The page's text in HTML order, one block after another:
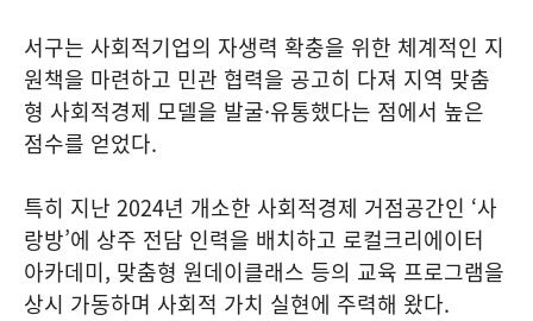
서구는 사회적기업의 자생력 확충을 위한 체계적인 지
원책을 마련하고 민관 협력을 공고히 다져 지역 맞춤
형 사회적경제 모델을 발굴·유통했다는 점에서 높은
점수를 얻었다.
특히 지난 2024년 개소한 사회적경제 거점공간인 ‘사
랑방’에 상주 전담 인력을 배치하고 로컬크리에이터
아카데미, 맞춤형 원데이클래스 등의 교육 프로그램을
상시 가동하며 사회적 가치 실현에 주력해 왔다.